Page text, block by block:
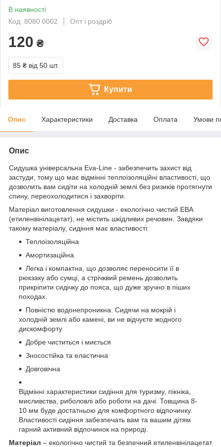
В наявності
Код: 8080 0002
Опт і роздріб
120 ₴
85 ₴ від 50 шт.
Купити
Опис Характеристики Доставка Оплата Умови
Опис
Сидушка універсальна Eva-Line - забезпечить захист від
застуди, тому що має відмінні теплоізоляційні властивості, що
дозволить вам сидіти на холодній землі без ризиків протягнути
спину, переохолодитися і захворіти.
Матеріал виготовлення сидушки - екологічно чистий ЕВА
(етиленвінілацетат), не містить шкідливих речовин. Завдяки
такому матеріалу, сидіння має властивості:
Теплоізоляційна
Амортизаційна
Легка і компактна, що дозволяє переносити її в
рюкзаку або сумці, а стрічквий ремень дозволить
прикріпити сидічку до пояса, що дуже зручно в піших
походах.
Повністю водонепроникна. Сидячи на мокрій і
холодній землі або камені, ви не відчуєте жодного
дискомфорту
Добре чиститься і миється
Зносостійка та еластична
Довговічна
Відмінні характеристики сидіння для туризму, пікніка,
мисливства, риболовлі або роботи на дачі. Товщина 8-
10 мм буде достатньою для комфортного відпочинку.
Властивості сидіння забезпечать вам та вашим дітям
гарний активний відпочинок на природі.
Матеріал – екологічно чистий та безпечний етиленвінілацетат